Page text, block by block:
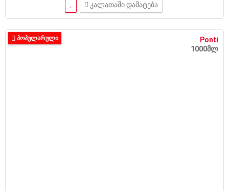
კალათაში დამატება
Ponti
1000მლ
ᲞᲝᲞᲣᲚᲐᲠᲣᲚᲘ